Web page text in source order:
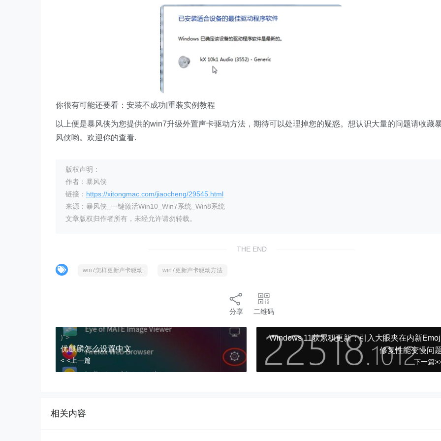
你很有可能还要看：安装不成功|重装实例教程
以上便是暴风侠为您提供的win7升级外置声卡驱动方法，期待可以处理掉您的疑惑。想认识大量的问题请收藏
风侠哟。欢迎你的查看.
版权声明：
作者：暴风侠
链接： https://xitongmac.com/jiaocheng/29545.html
来源：暴风侠_一键激活Win10_Win7系统_Win8系统
文章版权归作者所有，未经允许请勿转载。
THE END
win7怎样更新声卡驱动 win7更新声卡驱动方法
分享 二维码
)">
优麒麟怎么设置中文
< <上一篇
Windows 11获累积更新：引入大眼夹在内新
修复性能变慢问
下一篇
相关内容